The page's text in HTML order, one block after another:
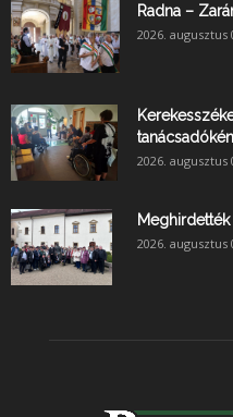
Radna –
2026. augusztus
2026. augusztus
2026. augusztus